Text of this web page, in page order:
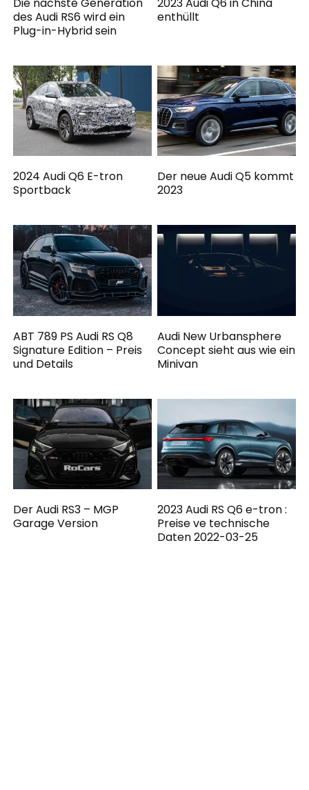
des Audi RS6 wird ein
Plug-in-Hybrid sein
enthüllt
2024 Audi Q6 E-tron
Sportback
Der neue Audi Q5 kommt
2023
ABT 789 PS Audi RS Q8
Signature Edition – Preis
und Details
Audi New Urbansphere
Concept sieht aus wie ein
Minivan
Der Audi RS3 – MGP
Garage Version
2023 Audi RS Q6 e-tron :
Preise ve technische
Daten 2022-03-25